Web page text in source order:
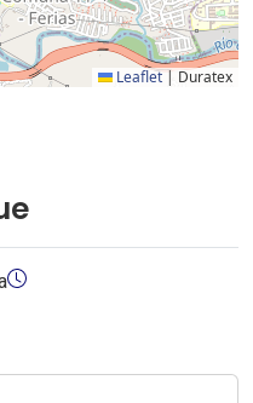
Leaflet| Duratex